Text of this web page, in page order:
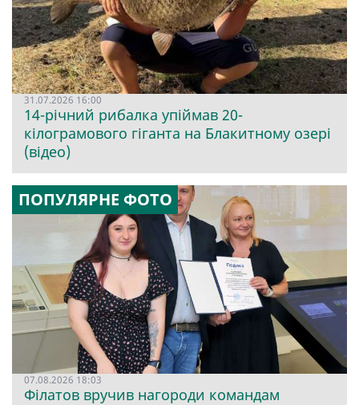
31.07.2026 16:00
14-річний рибалка упіймав 20-
кілограмового гіганта на Блакитному озері
(відео)
ПОПУЛЯРНЕ ФОТО
07.08.2026 18:03
Філатов вручив нагороди командам